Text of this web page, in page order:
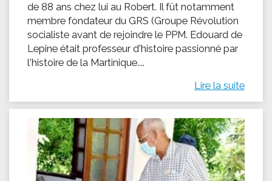
de 88 ans chez lui au Robert. Il fût notamment
membre fondateur du GRS (Groupe Révolution
socialiste avant de rejoindre le PPM. Edouard de
Lepine était professeur d'histoire passionné par
l'histoire de la Martinique....
Lire la suite